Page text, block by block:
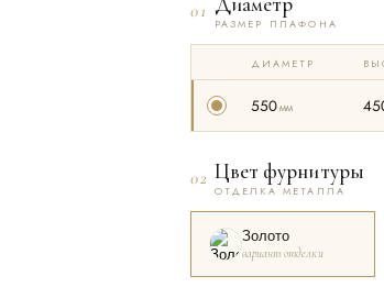
01
РАЗМЕР ПЛАФОНА
ДИАМЕТР
550мм
02 Цвет фурнитуры
ОТДЕЛКА МЕТАЛЛА
Золото
вариант отделки